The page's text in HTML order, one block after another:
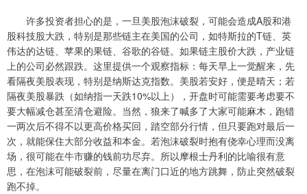
许多投资者担心的是，一旦美股泡沫破裂，可能会造成A股和港
股科技股大跌，特别是那些链主在美国的公司，如特斯拉的T链、英
伟达的达链、苹果的果链、谷歌的谷链。如果链主股价大跌，产业链
上的公司必然跟跌。这里提供一个观察指标：每天早上一觉醒来，先
看隔夜美股表现，特别是纳斯达克指数。美股若安好，便是晴天；若
隔夜美股暴跌（如纳指一天跌10%以上），开盘时可能需要考虑要不
要大幅减仓甚至清仓避险。当然，狼来了喊多了大家可能麻木，跑错
一两次后不得不以更高价格买回，踏空部分行情，但只要跑对最后一
次，就能保住大部分收益和本金。若泡沫破裂时抱有侥幸心理而没离
场，很可能在牛市赚的钱前功尽弃。所以摩根士丹利的比喻很有意
思，在泡沫可能破裂前，尽量在离门口近的地方跳舞，防止突然破裂
跑不掉。